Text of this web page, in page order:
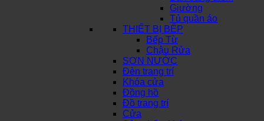
Giường
Tủ quần áo
THIẾT BỊ BẾP
Bếp Từ
Chậu Rửa
SƠN NƯỚC
Đèn trang trí
Khóa cửa
Đồng hồ
Đồ trang trí
Cửa